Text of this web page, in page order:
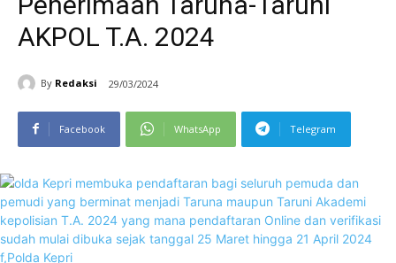
AKPOL T.A. 2024
By Redaksi 29/03/2024
Facebook WhatsApp Telegram